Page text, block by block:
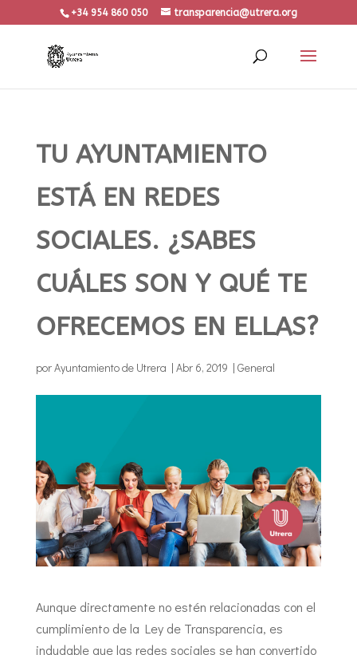
+34 954 860 050 transparencia@utrera.org
TU AYUNTAMIENTO
ESTÁ EN REDES
SOCIALES. ¿SABES
CUÁLES SON Y QUÉ TE
OFRECEMOS EN ELLAS?
porAyuntamiento de Utrera | Abr 6, 2019 | General
Aunque directamente no estén relacionadas con el
cumplimiento de la Ley de Transparencia, es
indudable que las redes sociales se han convertido